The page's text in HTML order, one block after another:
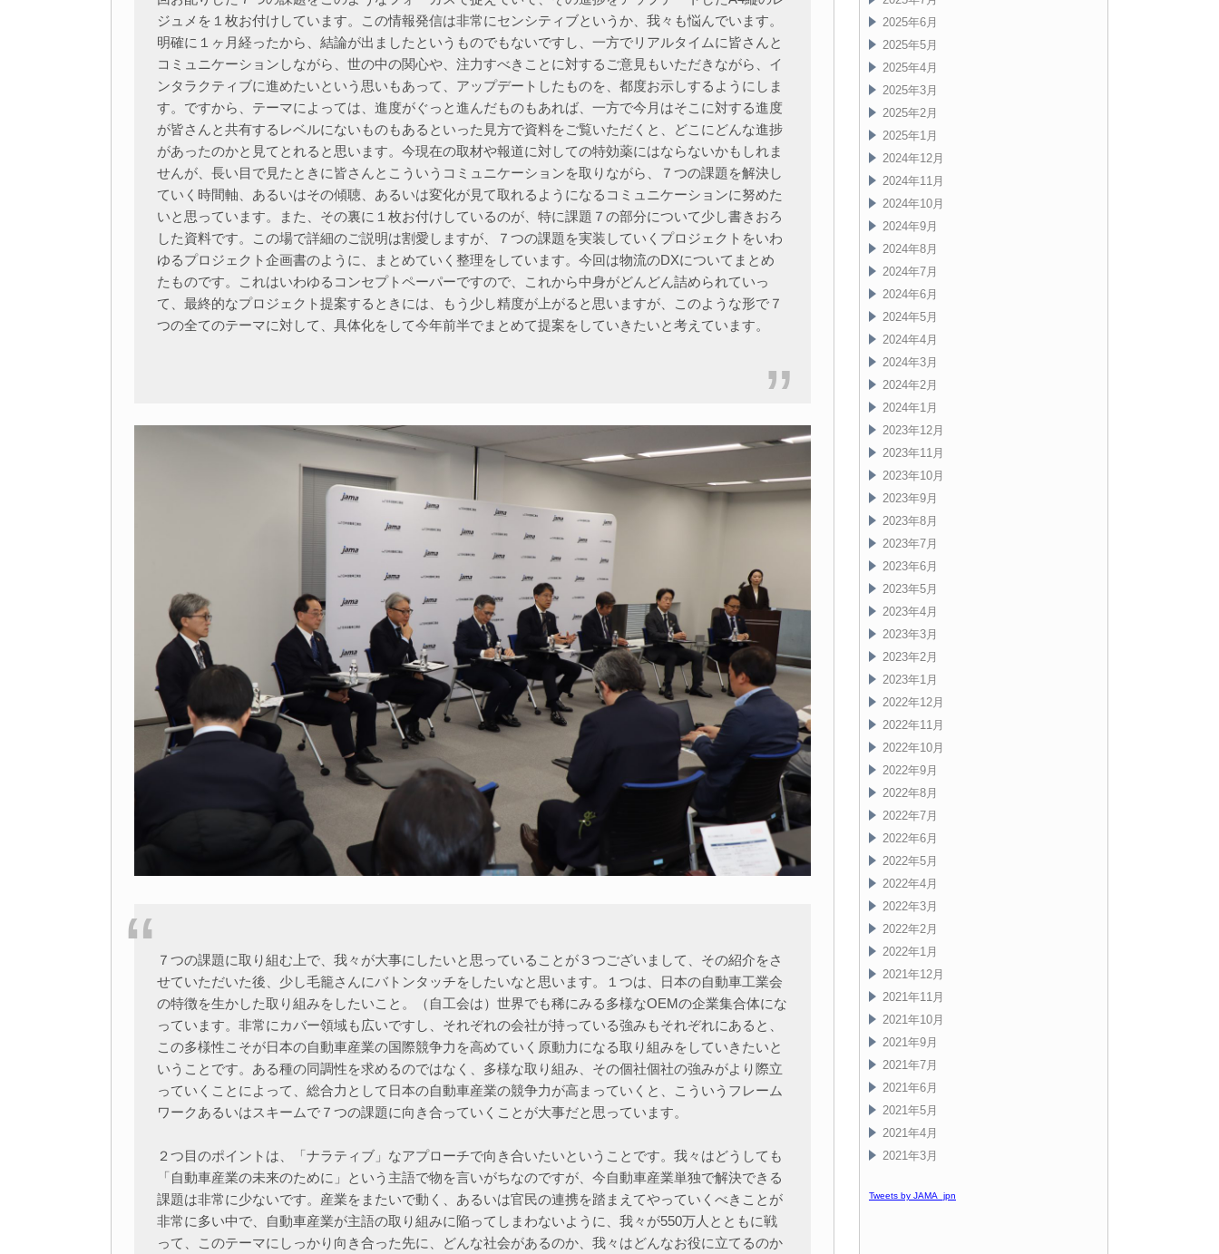
ジュメを１枚お付けしています。この情報発信は非常にセンシティブというか、我々も悩んでいます。
明確に１ヶ月経ったから、結論が出ましたというものでもないですし、一方でリアルタイムに皆さんと
コミュニケーションしながら、世の中の関心や、注力すべきことに対するご意見もいただきながら、イ
ンタラクティブに進めたいという思いもあって、アップデートしたものを、都度お示しするようにしま
す。ですから、テーマによっては、進度がぐっと進んだものもあれば、一方で今月はそこに対する進度
が皆さんと共有するレベルにないものもあるといった見方で資料をご覧いただくと、どこにどんな進捗
があったのかと見てとれると思います。今現在の取材や報道に対しての特効薬にはならないかもしれま
せんが、長い目で見たときに皆さんとこういうコミュニケーションを取りながら、７つの課題を解決し
ていく時間軸、あるいはその傾聴、あるいは変化が見て取れるようになるコミュニケーションに努めた
いと思っています。また、その裏に１枚お付けしているのが、特に課題７の部分について少し書きおろ
した資料です。この場で詳細のご説明は割愛しますが、７つの課題を実装していくプロジェクトをいわ
ゆるプロジェクト企画書のように、まとめていく整理をしています。今回は物流のDXについてまとめ
たものです。これはいわゆるコンセプトペーパーですので、これから中身がどんどん詰められていっ
て、最終的なプロジェクト提案するときには、もう少し精度が上がると思いますが、このような形で７
つの全てのテーマに対して、具体化をして今年前半でまとめて提案をしていきたいと考えています。
７つの課題に取り組む上で、我々が大事にしたいと思っていることが３つございまして、その紹介をさ
せていただいた後、少し毛籠さんにバトンタッチをしたいなと思います。１つは、日本の自動車工業会
の特徴を生かした取り組みをしたいこと。（自工会は）世界でも稀にみる多様なOEMの企業集合体にな
っています。非常にカバー領域も広いですし、それぞれの会社が持っている強みもそれぞれにあると、
この多様性こそが日本の自動車産業の国際競争力を高めていく原動力になる取り組みをしていきたいと
いうことです。ある種の同調性を求めるのではなく、多様な取り組み、その個社個社の強みがより際立
っていくことによって、総合力として日本の自動車産業の競争力が高まっていくと、こういうフレーム
ワークあるいはスキームで７つの課題に向き合っていくことが大事だと思っています。
２つ目のポイントは、「ナラティブ」なアプローチで向き合いたいということです。我々はどうしても
「自動車産業の未来のために」という主語で物を言いがちなのですが、今自動車産業単独で解決できる
課題は非常に少ないです。産業をまたいで動く、あるいは官民の連携を踏まえてやっていくべきことが
非常に多い中で、自動車産業が主語の取り組みに陥ってしまわないように、我々が550万人とともに戦
って、このテーマにしっかり向き合った先に、どんな社会があるのか、我々はどんなお役に立てるのか
2025年6月
2025年5月
2025年4月
2025年3月
2025年2月
2025年1月
2024年12月
2024年11月
2024年10月
2024年9月
2024年8月
2024年7月
2024年6月
2024年5月
2024年4月
2024年3月
2024年2月
2024年1月
2023年12月
2023年11月
2023年10月
2023年9月
2023年8月
2023年7月
2023年6月
2023年5月
2023年4月
2023年3月
2023年2月
2023年1月
2022年12月
2022年11月
2022年10月
2022年9月
2022年8月
2022年7月
2022年6月
2022年5月
2022年4月
2022年3月
2022年2月
2022年1月
2021年12月
2021年11月
2021年10月
2021年9月
2021年7月
2021年6月
2021年5月
2021年4月
2021年3月
Tweets by JAMA_jpn